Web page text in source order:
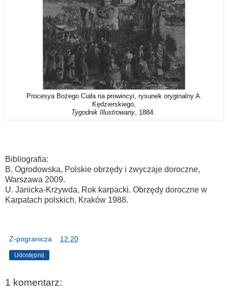
Procesya Bożego Ciała na prowincyi, rysunek oryginalny A.
Kędzierskiego,
Tygodnik Illustrowany, 1884.
Bibliografia:
B. Ogrodowska, Polskie obrzędy i zwyczaje doroczne,
Warszawa 2009.
U. Janicka-Krzywda, Rok karpacki. Obrzędy doroczne w
Karpatach polskich, Kraków 1988.
Z-pogranicza 12:20
Udostępnij
1 komentarz: